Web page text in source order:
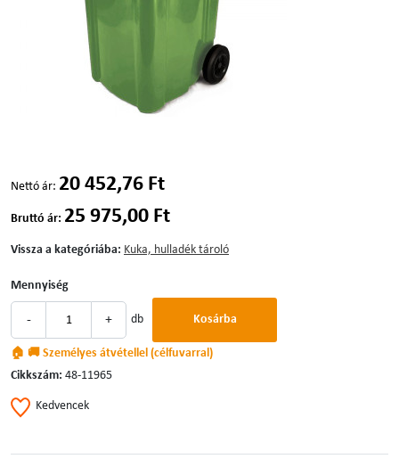
Nettó ár: 20 452,76 Ft
Bruttó ár: 25 975,00 Ft
Vissza a kategóriába: Kuka, hulladék tároló
Mennyiség
- + db Kosárba
🏠 🚚 Személyes átvétellel (célfuvarral)
Cikkszám: 48-11965
Kedvencek